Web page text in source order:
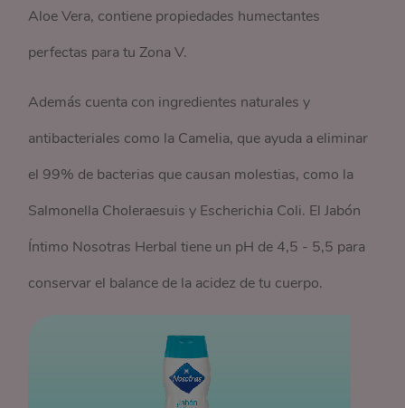
Aloe Vera, contiene propiedades humectantes
perfectas para tu Zona V.
Además cuenta con ingredientes naturales y
antibacteriales como la Camelia, que ayuda a eliminar
el 99% de bacterias que causan molestias, como la
Salmonella Choleraesuis y Escherichia Coli. El Jabón
Íntimo Nosotras Herbal tiene un pH de 4,5 - 5,5 para
conservar el balance de la acidez de tu cuerpo.